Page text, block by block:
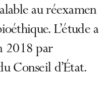
au réexamen
L’étude a
2018 par
Conseil d’État.